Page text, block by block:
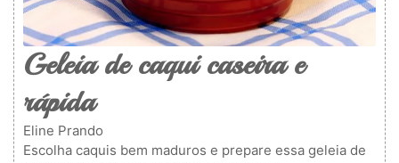
Geleia de caqui caseira e
rápida
Eline Prando
Escolha caquis bem maduros e prepare essa geleia de